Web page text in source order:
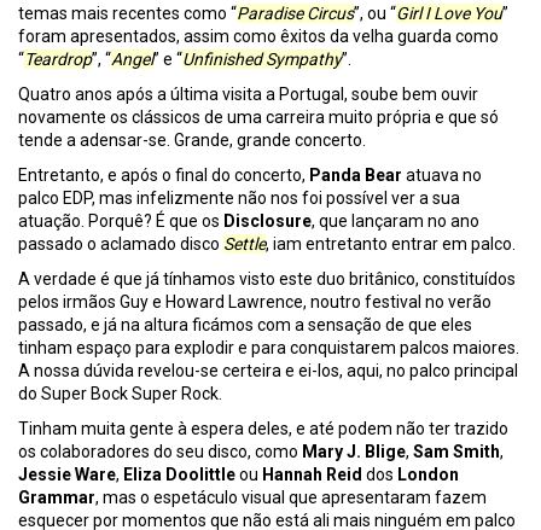
temas mais recentes como “Paradise Circus”, ou “Girl I Love You”
foram apresentados, assim como êxitos da velha guarda como
“Teardrop”, “Angel” e “Unfinished Sympathy”.
Quatro anos após a última visita a Portugal, soube bem ouvir
novamente os clássicos de uma carreira muito própria e que só
tende a adensar-se. Grande, grande concerto.
Entretanto, e após o final do concerto, Panda Bear atuava no
palco EDP, mas infelizmente não nos foi possível ver a sua
atuação. Porquê? É que os Disclosure, que lançaram no ano
passado o aclamado disco Settle, iam entretanto entrar em palco.
A verdade é que já tínhamos visto este duo britânico, constituídos
pelos irmãos Guy e Howard Lawrence, noutro festival no verão
passado, e já na altura ficámos com a sensação de que eles
tinham espaço para explodir e para conquistarem palcos maiores.
A nossa dúvida revelou-se certeira e ei-los, aqui, no palco principal
do Super Bock Super Rock.
Tinham muita gente à espera deles, e até podem não ter trazido
os colaboradores do seu disco, como Mary J. Blige, Sam Smith,
Jessie Ware, Eliza Doolittleou Hannah Reid dos London
Grammar, mas o espetáculo visual que apresentaram fazem
esquecer por momentos que não está ali mais ninguém em palco